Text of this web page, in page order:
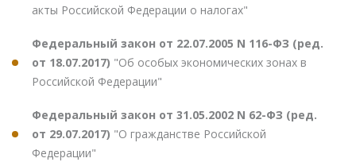
акты Российской Федерации о налогах"
Федеральный закон от 22.07.2005 N 116-ФЗ (ред.
от 18.07.2017) "Об особых экономических зонах в
Российской Федерации"
Федеральный закон от 31.05.2002 N 62-ФЗ (ред.
от 29.07.2017) "О гражданстве Российской
Федерации"